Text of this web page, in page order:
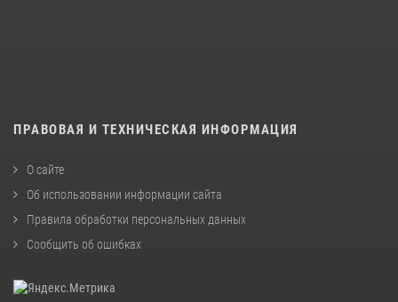
ПРАВОВАЯ И ТЕХНИЧЕСКАЯ ИНФОРМАЦИЯ
О сайте
Об использовании информации сайта
Правила обработки персональных данных
Сообщить об ошибках